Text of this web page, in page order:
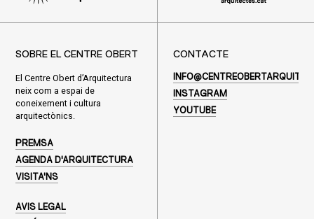
SOBRE EL CENTRE OBERT
El Centre Obert d’Arquitectura
neix com a espai de
coneixement i cultura
arquitectònics.
PREMSA
AGENDA D'ARQUITECTURA
VISITA'NS
AVIS LEGAL
CONTACTE
INSTAGRAM
YOUTUBE